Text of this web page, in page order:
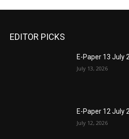
EDITOR PICKS
E-Paper 13 July
July 13, 2026
E-Paper 12 July
July 12, 2026